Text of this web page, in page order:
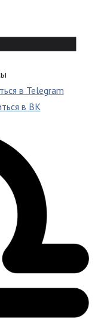
в Telegram
в ВК